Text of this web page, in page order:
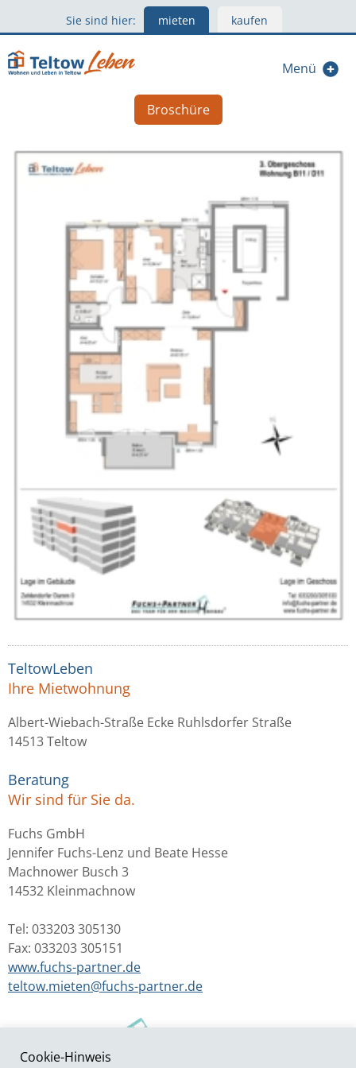
Sie sind hier: mieten kaufen
Menü
Broschüre
TeltowLeben
Ihre Mietwohnung
Albert-Wiebach-Straße Ecke Ruhlsdorfer Straße
14513 Teltow
Beratung
Wir sind für Sie da.
Fuchs GmbH
Jennifer Fuchs-Lenz und Beate Hesse
Machnower Busch 3
14532 Kleinmachnow
Tel: 033203 305130
Fax: 033203 305151
www.fuchs-partner.de
teltow.mieten@fuchs-partner.de
Cookie-Hinweis